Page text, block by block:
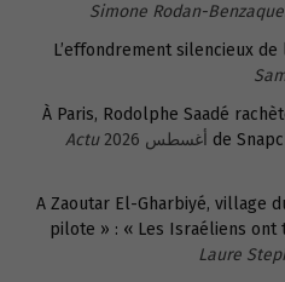
Simone Rodan-
L’effondrement silencieux
À Paris, Rodolphe Saadé
de
Actu
A Zaoutar El-Gharbiyé, village
pilote » : « Les Israéliens
Laure